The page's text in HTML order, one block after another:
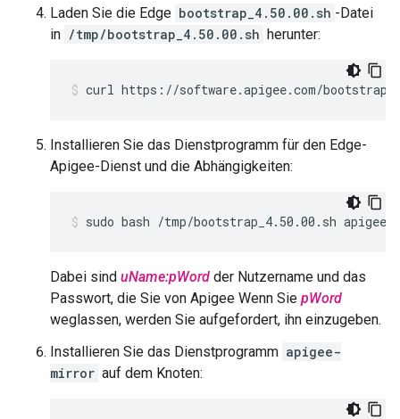
Laden Sie die Edge bootstrap_4.50.00.sh -Datei
in /tmp/bootstrap_4.50.00.sh herunter:
curl https://software.apigee.com/
Installieren Sie das Dienstprogramm für den Edge-
Apigee-Dienst und die Abhängigkeiten:
sudo bash /tmp/bootstrap_4.50.00.sh
Dabei sind uName:pWord der Nutzername und das
Passwort, die Sie von Apigee Wenn Sie pWord
weglassen, werden Sie aufgefordert, ihn einzugeben.
Installieren Sie das Dienstprogramm apigee-
mirror auf dem Knoten: